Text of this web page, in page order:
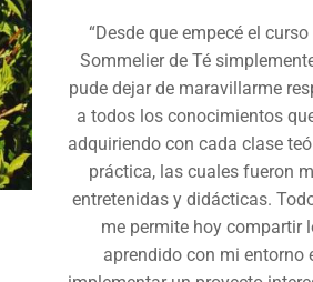
“Inicié el curso de Tea
como complemento al
culinario de marcas de Té en
de Food Service. Y desde la
sesión de e-learning, me di
lo poco que sabía y lo mucho
iba a aprender. Sin duda,
Institute me ha dado el
necesario para seguir